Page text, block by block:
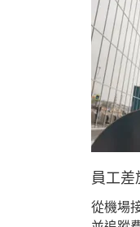
員工差
從機場